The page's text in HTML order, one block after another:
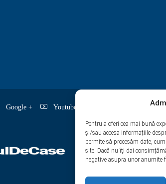
Pentru a oferi cea mai bună
și/sau accesa informațiile
permite să procesăm date,
site. Dacă nu îți dai
negative asupra unor
Google + Youtube Yelp